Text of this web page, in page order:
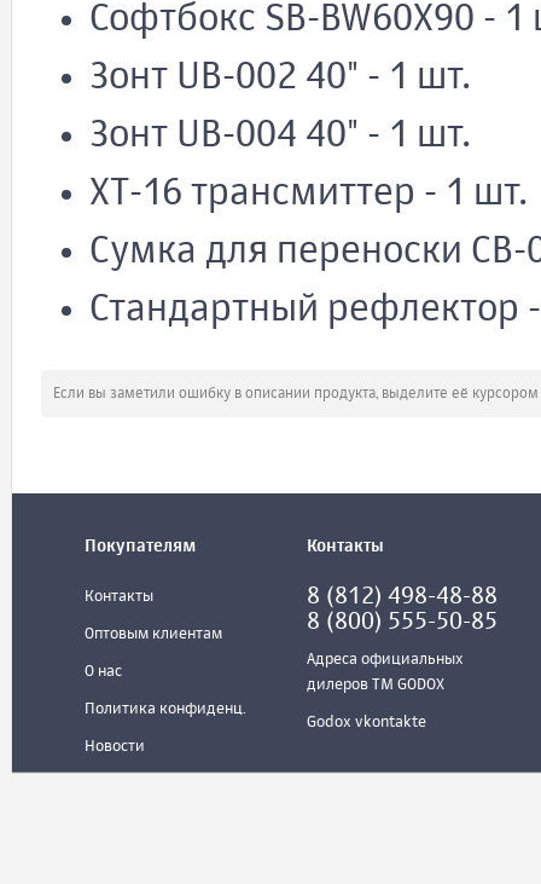
Софтбокс SB-BW60X90 - 1
Зонт UB-002 40" - 1 шт.
Зонт UB-004 40" - 1 шт.
XT-16 трансмиттер - 1 шт.
Сумка для переноски CB-
Стандартный рефлектор
Если вы заметили ошибку в описании продукта, выделите её
Покупателям
Контакты
Оптовым клиентам
О нас
Политика конфиденц.
Новости
Контакты
8 (812) 498-48-88
8 (800) 555-50-85
Адреса официальных
дилеров ТМ GODOX
Godox vkontakte